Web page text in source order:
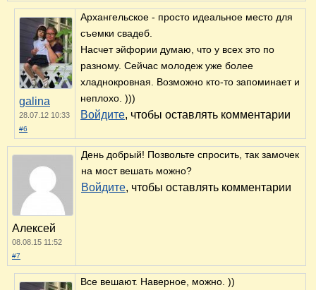
Татьяна
26.07.12 08:30
#3
они не уменьшили. Спасибо за прогулку по
Архангельскому!
Войдите, чтобы оставлять комментарии
galina
28.07.12 10:31
#4
Спасибо, Татьяна! )))
Войдите , чтобы оставлять комментарии
организация торжества на высшем
уровне. Не думаю, что молодые